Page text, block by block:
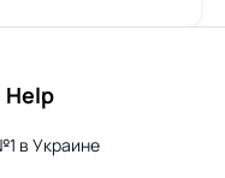
в Украине